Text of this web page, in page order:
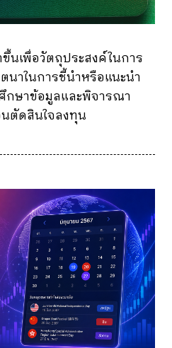
นเพื่อวัตถุประสงค์ในการ
นาในการชี้นำหรือแนะนำ
กษาข้อมูลและพิจารณา
ตัดสินใจลงทุน